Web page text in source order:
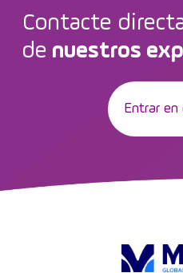
Contacte
de nuestros
Entrar